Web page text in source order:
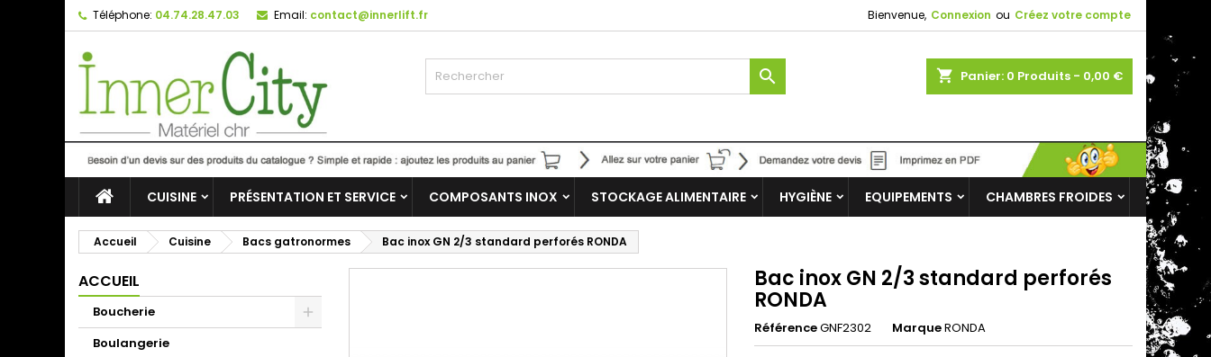
Téléphone: 04.74.28.47.03 Email: contact@innerlift.fr Bienvenue, Connexion ou Créez votre compte
shopping_cart Panier: 0 Produits - 0,00 €

CUISINE PRÉSENTATION ET SERVICE COMPOSANTS INOX STOCKAGE ALIMENTAIRE HYGIÈNE EQUIPEMENTS CHAMBRES FROIDES
Accueil Cuisine Bacs gatronormes Bac inox GN 2/3 standard perforés RONDA
ACCUEIL
Boucherie
Boulangerie
Bac inox GN 2/3 standard perforés
RONDA
RéférenceGNF2302 MarqueRONDA